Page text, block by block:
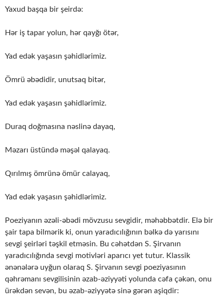
Yaxud başqa bir şeirdə:
Hər iş tapar yolun, hər qayğı ötər,
Yad edək yaşasın şəhidlərimiz.
Ömrü əbədidir, unutsaq bitər,
Yad edək yaşasın şəhidlərimiz.
Duraq doğmasına nəslinə dayaq,
Məzarı üstündə məşəl qalayaq.
Qırılmış ömrünə ömür calayaq,
Yad edək yaşasın şəhidlərimiz.
Poeziyanın əzəli-əbədi mövzusu sevgidir, məhəbbətdir. Elə bir
şair tapa bilmərik ki, onun yaradıcılığının bəlkə də yarısını
sevgi şeirləri təşkil etməsin. Bu cəhətdən S. Şirvanın
yaradıcılığında sevgi motivləri aparıcı yet tutur. Klassik
ənənələrə uyğun olaraq S. Şirvanın sevgi poeziyasının
qəhrəmanı sevgilisinin əzab-əziyyəti yolunda cəfa çəkən, onu
ürəkdən sevən, bu əzab-əziyyətə sinə gərən aşiqdir: